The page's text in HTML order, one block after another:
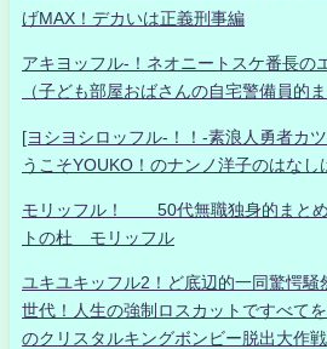
げMAX！デカいは正義刑事編
アキヨッフル-！ネオニートスケ番長の
（子ども部屋おばさんの自宅警備員的ま
[ヨシヨシロッフル-！！-素浪人勇者カ
うこそYOUKO！のナンノ洋子のはなし
モリッフル！ 50代無職独身的まとめ
トの杜 モリッフル
ユキユキッフル2！ど底辺的一同驚愕騒
世代！人生の強制ロスカットですべて
のクリスタルキングボンビー脱出大作戦